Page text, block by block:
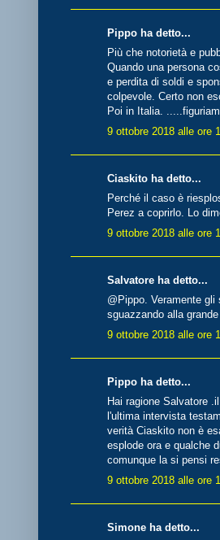
Pippo ha detto...
Più che notorietà e
Quando una persona
e perdita di soldi e
colpevole. Certo non
Poi in Italia.
9 ottobre 2018 alle ore
Ciaskito ha detto...
Perché il caso è
Perez a coprirlo. Lo
9 ottobre 2018 alle ore
Salvatore ha detto...
@Pippo. Veramente
sguazzando alla
9 ottobre 2018 alle ore
Pippo ha detto...
Hai ragione Salvatore
l'ultima intervista
verità Ciaskito non è
esplode ora e qualche
comunque la si pensi
9 ottobre 2018 alle ore
Simone ha detto...